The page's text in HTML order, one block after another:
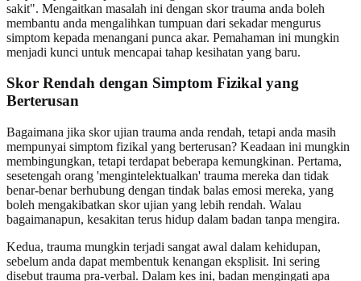
sakit". Mengaitkan masalah ini dengan skor trauma anda boleh
membantu anda mengalihkan tumpuan dari sekadar mengurus
simptom kepada menangani punca akar. Pemahaman ini mungkin
menjadi kunci untuk mencapai tahap kesihatan yang baru.
Skor Rendah dengan Simptom Fizikal yang
Berterusan
Bagaimana jika skor ujian trauma anda rendah, tetapi anda masih
mempunyai simptom fizikal yang berterusan? Keadaan ini mungkin
membingungkan, tetapi terdapat beberapa kemungkinan. Pertama,
sesetengah orang 'mengintelektualkan' trauma mereka dan tidak
benar-benar berhubung dengan tindak balas emosi mereka, yang
boleh mengakibatkan skor ujian yang lebih rendah. Walau
bagaimanapun, kesakitan terus hidup dalam badan tanpa mengira.
Kedua, trauma mungkin terjadi sangat awal dalam kehidupan,
sebelum anda dapat membentuk kenangan eksplisit. Ini sering
disebut trauma pra-verbal. Dalam kes ini, badan mengingati apa